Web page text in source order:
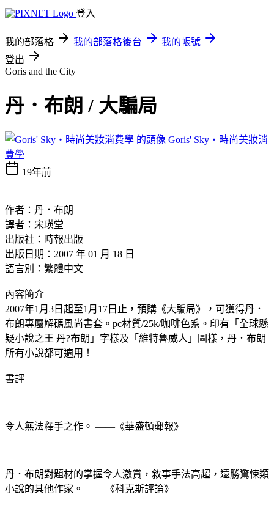
登入
我的部落格 我的部落格後台
我的帳號
登出
Goris and the City
丹．布朗 / 大騙局
Goris' Sky‧時尚美妝消
費學
19年前
作者：丹．布朗
譯者：宋瑛堂
出版社：時報出版
出版日期：2007 年 01 月 18 日
語言別：繁體中文
內容簡介
2007年1月3日起至1月17日止，預購《大騙局》，可獲得丹．
布朗專屬解碼風尚書套。pc材質/25k/咖啡色系。印有「全球懸
疑小說之王 丹?布朗」字樣及「維特魯威人」圖樣，丹．布朗
所有小說都可適用！
書評
令人無法釋手之作。 ——《華盛頓郵報》
丹．布朗對題材的掌握令人激賞，敘事手法高超，遠勝驚悚類
小說的其他作家。 ——《科克斯評論》